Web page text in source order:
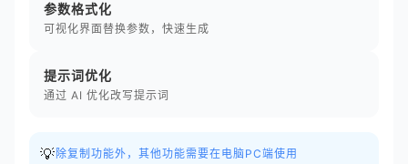
参数格式化
可视化界面替换参数，快速生成
提示词优化
通过 AI 优化改写提示词
💡 除复制功能外，其他功能需要在电脑PC端使用